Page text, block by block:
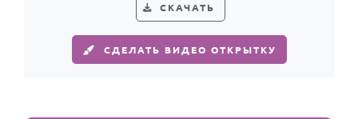
СКАЧАТЬ
СДЕЛАТЬ ВИДЕО ОТКРЫТКУ